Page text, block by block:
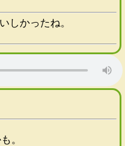
しかったね。
。